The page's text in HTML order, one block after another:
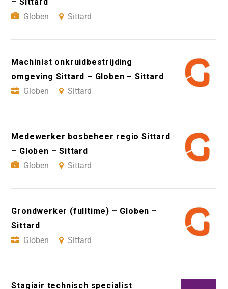
Globen
Sittard
Machinist onkruidbestrijding
omgeving Sittard – Globen – Sittard
Globen
Sittard
Medewerker bosbeheer regio Sittard
– Globen – Sittard
Globen
Sittard
Grondwerker (fulltime) – Globen –
Sittard
Globen
Sittard
Stagiair technisch specialist